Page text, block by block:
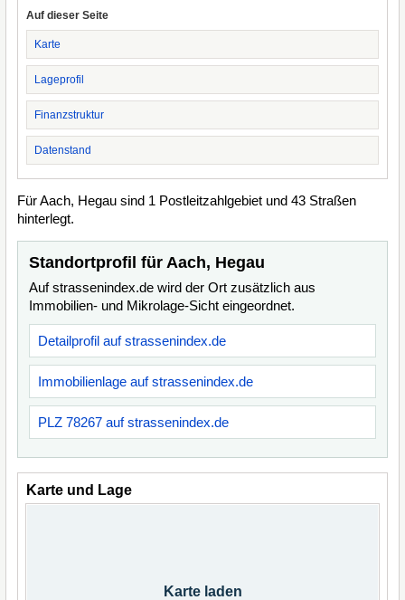
Auf dieser Seite
Karte
Lageprofil
Finanzstruktur
Datenstand
Für Aach, Hegau sind 1 Postleitzahlgebiet und 43 Straßen
hinterlegt.
Standortprofil für Aach, Hegau
Auf strassenindex.de wird der Ort zusätzlich aus
Immobilien- und Mikrolage-Sicht eingeordnet.
Detailprofil auf strassenindex.de
Immobilienlage auf strassenindex.de
PLZ 78267 auf strassenindex.de
Karte und Lage
Karte laden